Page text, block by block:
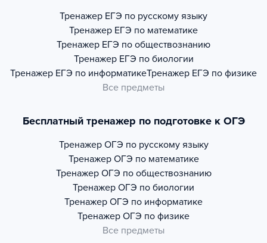
Тренажер ЕГЭ по русскому языку
Тренажер ЕГЭ по математике
Тренажер ЕГЭ по обществознанию
Тренажер ЕГЭ по биологии
Тренажер ЕГЭ по информатикеТренажер ЕГЭ по физике
Все предметы
Бесплатный тренажер по подготовке к ОГЭ
Тренажер ОГЭ по русскому языку
Тренажер ОГЭ по математике
Тренажер ОГЭ по обществознанию
Тренажер ОГЭ по биологии
Тренажер ОГЭ по информатике
Тренажер ОГЭ по физике
Все предметы